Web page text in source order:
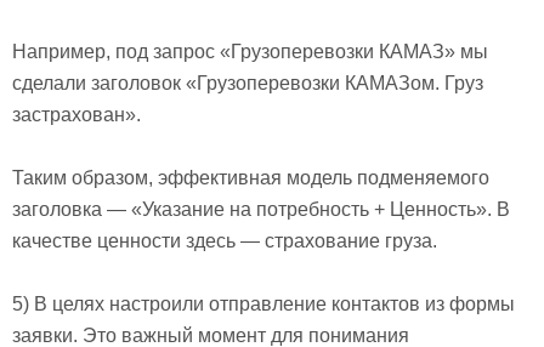
Например, под запрос «Грузоперевозки КАМАЗ» мы
сделали заголовок «Грузоперевозки КАМАЗом. Груз
застрахован».
Таким образом, эффективная модель подменяемого
заголовка — «Указание на потребность + Ценность». В
качестве ценности здесь — страхование груза.
5) В целях настроили отправление контактов из формы
заявки. Это важный момент для понимания